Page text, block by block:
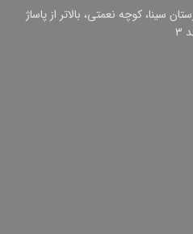
سینا، کوچه نعمتی، بالاتر از پاساژ